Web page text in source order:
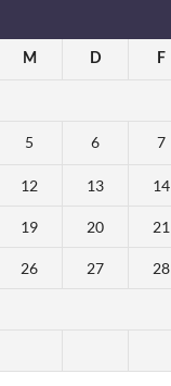
M D F
5 6 7
12 13 14
19 20 21
26 27 28